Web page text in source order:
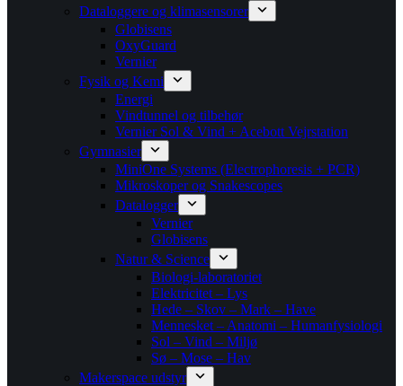
Dataloggere og klimasensorer
Globisens
OxyGuard
Vernier
Fysik og Kemi
Energi
Vindtunnel og tilbehør
Vernier Sol & Vind + Acebott Vejrstation
Gymnasier
MiniOne Systems (Electrophoresis + PCR)
Mikroskoper og Snakescopes
Datalogger
Vernier
Globisens
Natur & Science
Biologi-laboratoriet
Elektricitet – Lys
Hede – Skov – Mark – Have
Mennesket – Anatomi – Humanfysiologi
Sol – Vind – Miljø
Sø – Mose – Hav
Makerspace udstyr